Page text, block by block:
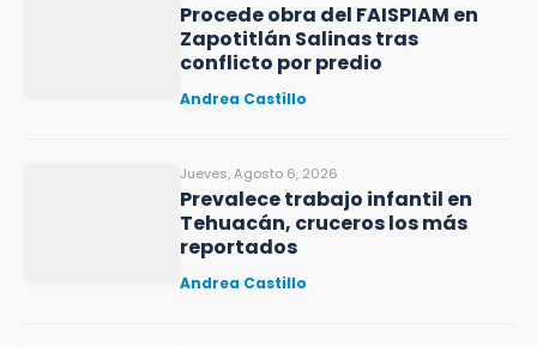
Procede obra del FAISPIAM en
Zapotitlán Salinas tras
conflicto por predio
Andrea Castillo
Jueves, Agosto 6, 2026
Prevalece trabajo infantil en
Tehuacán, cruceros los más
reportados
Andrea Castillo